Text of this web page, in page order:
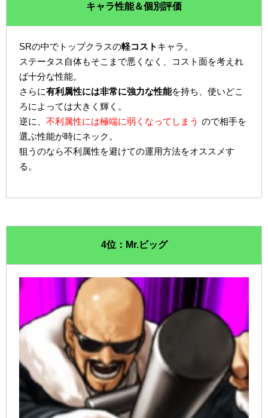
キャラ性能＆個別評価
SRの中でトップクラスの軽コスト キャラ。
ステータス自体もそこまで悪くなく、コスト面を考えれ
ば十分な性能。
さらに有利属性には非常に強力な性能を持ち、使いどこ
ろによっては大きく輝く。
逆に、不利属性には極端に弱くなってしまう ので相手を
選ぶ性能が時にネック。
狙うのなら不利属性を避けての運用方法をオススメす
る。
4位：Mr.ビッグ